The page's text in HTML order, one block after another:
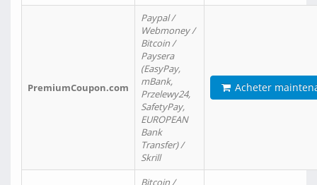
PremiumCoupon.com
Paypal /
Webmoney /
Bitcoin /
Paysera
(EasyPay,
mBank,
Przelewy24,
SafetyPay,
EUROPEAN
Bank
Transfer) /
Skrill
Acheter
Bitcoin /